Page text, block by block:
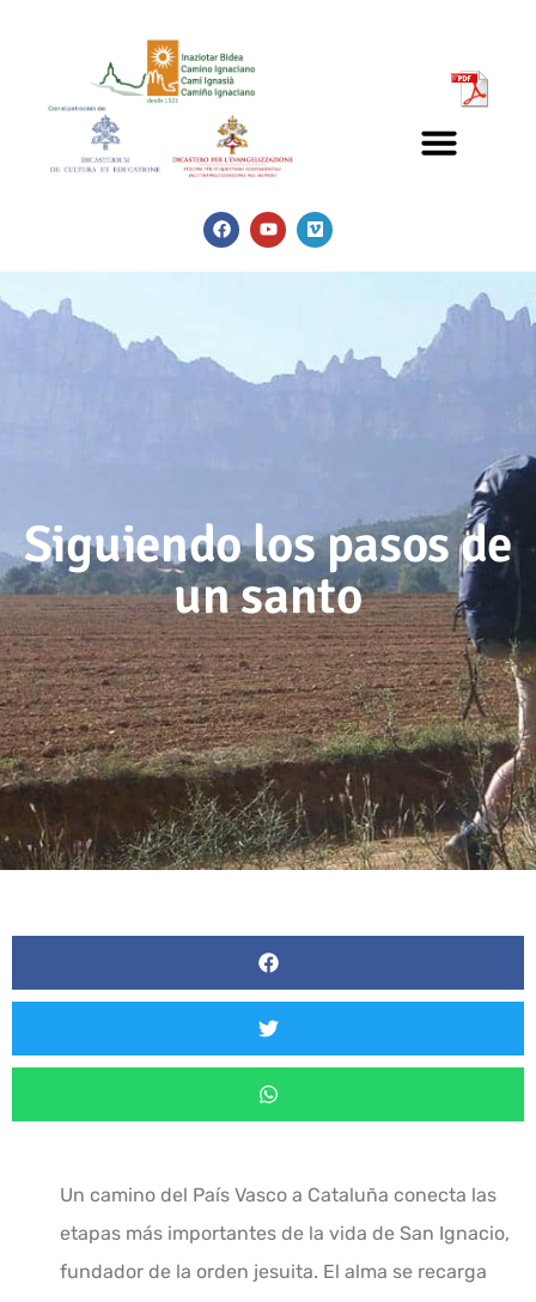
Siguiendo los pasos de
un santo
Un camino del País Vasco a Cataluña conecta las
etapas más importantes de la vida de San Ignacio,
fundador de la orden jesuita. El alma se recarga